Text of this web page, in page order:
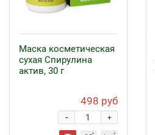
Маска косметическая
сухая Спирулина
актив, 30 г
498 руб
+
-